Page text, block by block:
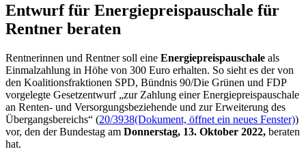
Entwurf für Energiepreispauschale für
Rentner beraten
Rentnerinnen und Rentner soll eine Energiepreispauschale als
Einmalzahlung in Höhe von 300 Euro erhalten. So sieht es der von
den Koalitionsfraktionen SPD, Bündnis 90/Die Grünen und FDP
vorgelegte Gesetzentwurf „zur Zahlung einer Energiepreispauschale
an Renten- und Versorgungsbeziehende und zur Erweiterung des
Übergangsbereichs“ (20/3938(Dokument, öffnet ein neues Fenster))
vor, den der Bundestag am Donnerstag, 13. Oktober 2022, beraten
hat.